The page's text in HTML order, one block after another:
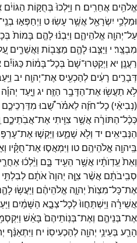
אֱלֹהִ֥ים אֲחֵרִֽים׃ ח וַיֵּֽלְכוּ֙ בְּחֻקּ֣וֹת הַגּוֹיִ֔ם
וּמַלְכֵ֥י יִשְׂרָאֵ֖לאֲשֶׁ֥רעָשֽׂוּ׃ט וַיְחַפְּא֣וּ בְנֵֽי־
עַל־יְהוָ֖ה אֱלֹהֵיהֶ֑ם וַיִּבְנ֨וּלָהֶ֤ם בָּמוֹת֙
מִבְצָֽר׃ י וַיַּצִּ֧בוּלָהֶ֛ם מַצֵּב֖וֹת וַאֲשֵׁרִ֑ים
רַעֲנָֽן׃ יא וַיְקַטְּרוּ־שָׁם֙ בְּכָל־בָּמ֔וֹתכַּגּוֹיִ֕ם
דְּבָרִ֣ים רָעִ֔ים לְהַכְעִ֖יסאֶת־יְהוָֽה׃ יב
לֹ֥א תַעֲשׂ֖וּאֶת־הַדָּבָ֥ר הַזֶּֽה׃ יג וַיָּ֣עַד יְהוָ֡ה
(נְבִיאֵ֨י)כָל־חֹזֶ֜ה לֵאמֹ֗רשֻׁ֝֠בוּ מִדַּרְכֵיכֶ֤ם
כְּכָ֨ל־הַתּוֹרָ֔ה אֲשֶׁ֥ר צִוִּ֖יתִי אֶת־אֲבֹֽתֵיכֶ֑ם
הַנְּבִיאִֽים׃ יד וְלֹ֖א שָׁמֵ֑עוּ וַיַּקְשׁ֤וּאֶת־
בַּֽיהוָ֖ה אֱלֹהֵיהֶֽם׃ טו וַיִּמְאֲס֣וּאֶת־חֻקָּ֗יו
וְאֵת֙עֵֽדְוֺתָ֔יו אֲשֶׁ֥ר הֵעִ֖יד בָּ֑ם וַיֵּ֨לְכ֜וּאַחֲרֵ֤י
סְבִֽיבֹתָ֔ם אֲשֶׁ֨ר צִוָּ֤ה יְהוָה֙אֹתָ֔ם לְבִלְתִּ֖י
אֶת־כָּל־מִצְוֺת֙ יְהוָ֣ה אֱלֹהֵיהֶ֔ם וַיַּעֲשׂ֥וּ
אֲשֵׁירָ֗ה וַיִּֽשְׁתַּחֲווּ֙לְכָל־צְבָ֣א הַשָּׁמַ֔יִם
אֶת־בְּנֵיהֶ֤ם וְאֶת־בְּנֽוֹתֵיהֶם֙ בָּאֵ֔שׁ
הָרַ֛ע בְּעֵינֵ֥י יְהוָ֖ה לְהַכְעִיסֽוֹ׃ יח וַיִּתְאַנַּ֨ף